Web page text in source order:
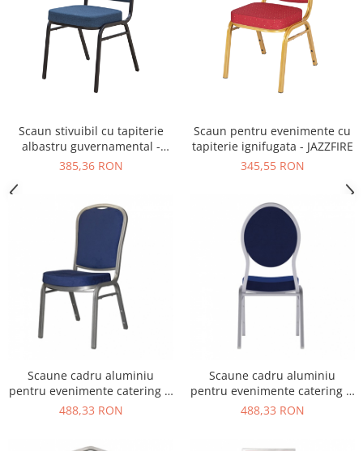
Vitrina bar / retrobar
Accesorii
Blaturi de masa
Blaturi din metal
Blaturi din Topalit
Blaturi din lemn masiv
Blaturi din HPL Compact
Blaturi din piatra naturala si
Scaune profesionale
Scaun laborator
Scaune de lucru
Scaun stivuibil cu tapiterie
albastru guvernamental -
AM110
385,36 RON
Scaun pentru evenimente cu
tapiterie ignifugata - JAZZFIRE
345,55 RON
Scaune cadru aluminiu
pentru evenimente catering si
conferinta suprapozabile
488,33 RON
Scaune cadru aluminiu
pentru evenimente catering si
conferinta suprapozabile
488,33 RON